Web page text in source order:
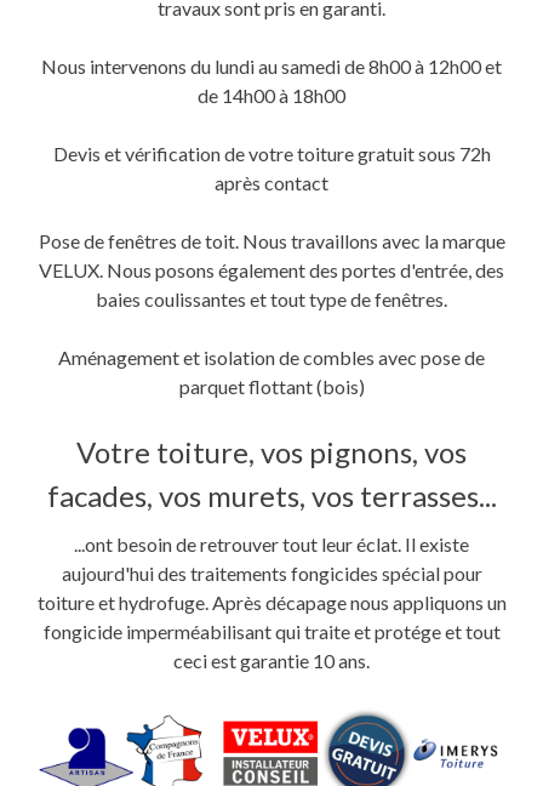
travaux sont pris en garanti.
Nous intervenons du lundi au samedi de 8h00 à 12h00 et
de 14h00 à 18h00
Devis et vérification de votre toiture gratuit sous 72h
après contact
Pose de fenêtres de toit. Nous travaillons avec la marque
VELUX. Nous posons également des portes d'entrée, des
baies coulissantes et tout type de fenêtres.
Aménagement et isolation de combles avec pose de
parquet flottant (bois)
Votre toiture, vos pignons, vos
facades, vos murets, vos terrasses...
...ont besoin de retrouver tout leur éclat. Il existe
aujourd'hui des traitements fongicides spécial pour
toiture et hydrofuge. Après décapage nous appliquons un
fongicide imperméabilisant qui traite et protége et tout
ceci est garantie 10 ans.